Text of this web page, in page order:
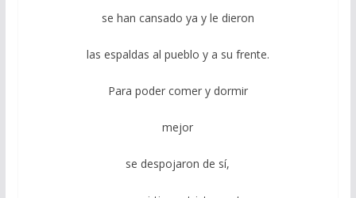
se han cansado ya y le dieron
las espaldas al pueblo y a su frente.
Para poder comer y dormir
mejor
se despojaron de sí,